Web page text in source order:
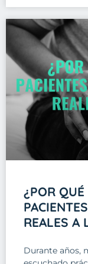
¿POR
REALES A
Durante años,